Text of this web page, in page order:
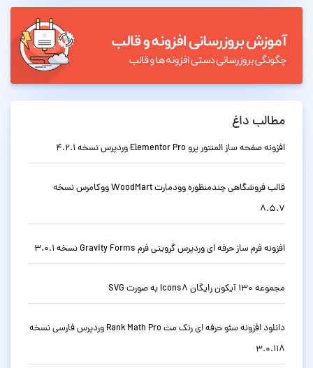
مطالب داغ
افزونه صفحه ساز المنتور پرو Elementor Pro وردپرس نسخه 4.2.1
قالب فروشگاهی چندمنظوره وودمارت WoodMart ووکامرس نسخه
8.5.7
افزونه فرم ساز حرفه ای وردپرس گرویتی فرم Gravity Forms نسخه 3.0.1
مجموعه 130 آیکون رایگان Icons8 به صورت SVG
دانلود افزونه سئو حرفه ای رنک مث Rank Math Pro وردپرس فارسی نسخه
3.0.118